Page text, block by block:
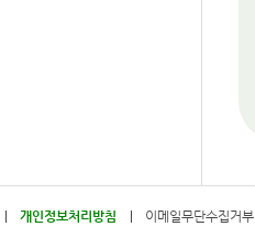
개인정보처리방침 이메일무단수집거부